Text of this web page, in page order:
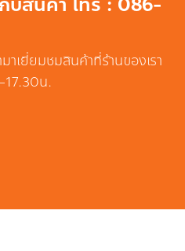
าเยี่ยมชมสินค้าที่ร้านของเรา
17.30น.